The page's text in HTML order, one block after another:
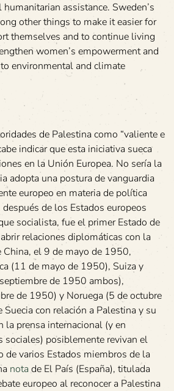
assistance. Sweden’s
other things to make it easier for
themselves and to continue living
women’s empowerment and
environmental and climate
de Palestina como “valiente e
indicar que esta iniciativa sueca
en la Unión Europea. No sería la
adopta una postura de vanguardia
europeo en materia de política
de los Estados europeos
socialista, fue el primer Estado de
relaciones diplomáticas con la
China, el 9 de mayo de 1950,
(11 de mayo de 1950), Suiza y
de 1950 ambos),
de 1950) y Noruega (5 de octubre
con relación a Palestina y su
la prensa internacional (y en
sociales) posiblemente revivan el
de varios Estados miembros de la
nota de El País (España), titulada
europeo al reconocer a Palestina